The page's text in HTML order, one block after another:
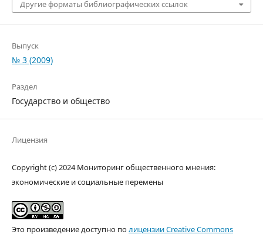
Другие форматы библиографических ссылок
Выпуск
№ 3 (2009)
Раздел
Государство и общество
Лицензия
Copyright (c) 2024 Мониторинг общественного мнения:
экономические и социальные перемены
Это произведение доступно полицензии Creative Commons